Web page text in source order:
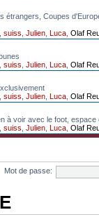
étrangers, Coupes
suiss Julien Luca Olaf
suiss Julien Luca Olaf
suiss Julien Luca Olaf
à voir avec le foot, espace
suiss Julien Luca Olaf
Mot de passe: